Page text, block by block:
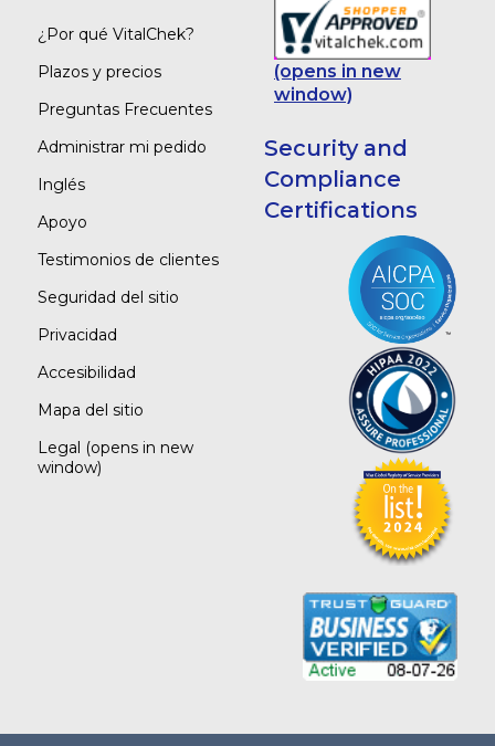
¿Por qué VitalChek?
Plazos y precios
Preguntas Frecuentes
Administrar mi pedido
Inglés
Apoyo
Testimonios de clientes
Seguridad del sitio
Privacidad
Accesibilidad
Mapa del sitio
Legal (opens in new
window)
(opens in new
window)
Security and
Compliance
Certifications